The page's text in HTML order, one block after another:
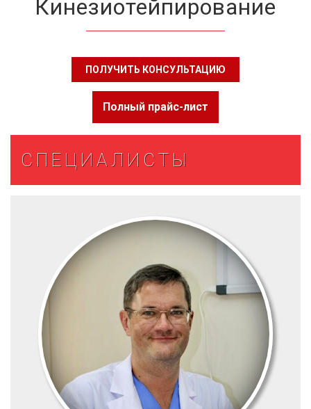
Кинезиотейпирование
ПОЛУЧИТЬ КОНСУЛЬТАЦИЮ
Полный прайс-лист
СПЕЦИАЛИСТЫ